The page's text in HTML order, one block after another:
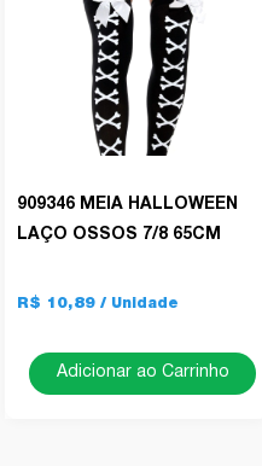
909346 MEIA HALLOWEEN
LAÇO OSSOS 7/8 65CM
R$ 10,89
Adicionar ao Carrinho